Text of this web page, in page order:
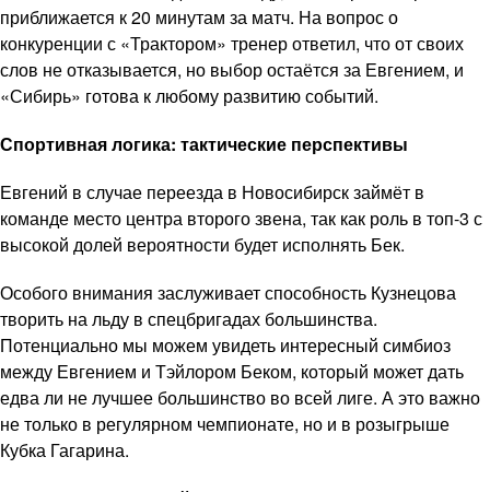
приближается к 20 минутам за матч. На вопрос о
конкуренции с «Трактором» тренер ответил, что от своих
слов не отказывается, но выбор остаётся за Евгением, и
«Сибирь» готова к любому развитию событий.
Спортивная логика: тактические перспективы
Евгений в случае переезда в Новосибирск займёт в
команде место центра второго звена, так как роль в топ-3 с
высокой долей вероятности будет исполнять Бек.
Особого внимания заслуживает способность Кузнецова
творить на льду в спецбригадах большинства.
Потенциально мы можем увидеть интересный симбиоз
между Евгением и Тэйлором Беком, который может дать
едва ли не лучшее большинство во всей лиге. А это важно
не только в регулярном чемпионате, но и в розыгрыше
Кубка Гагарина.